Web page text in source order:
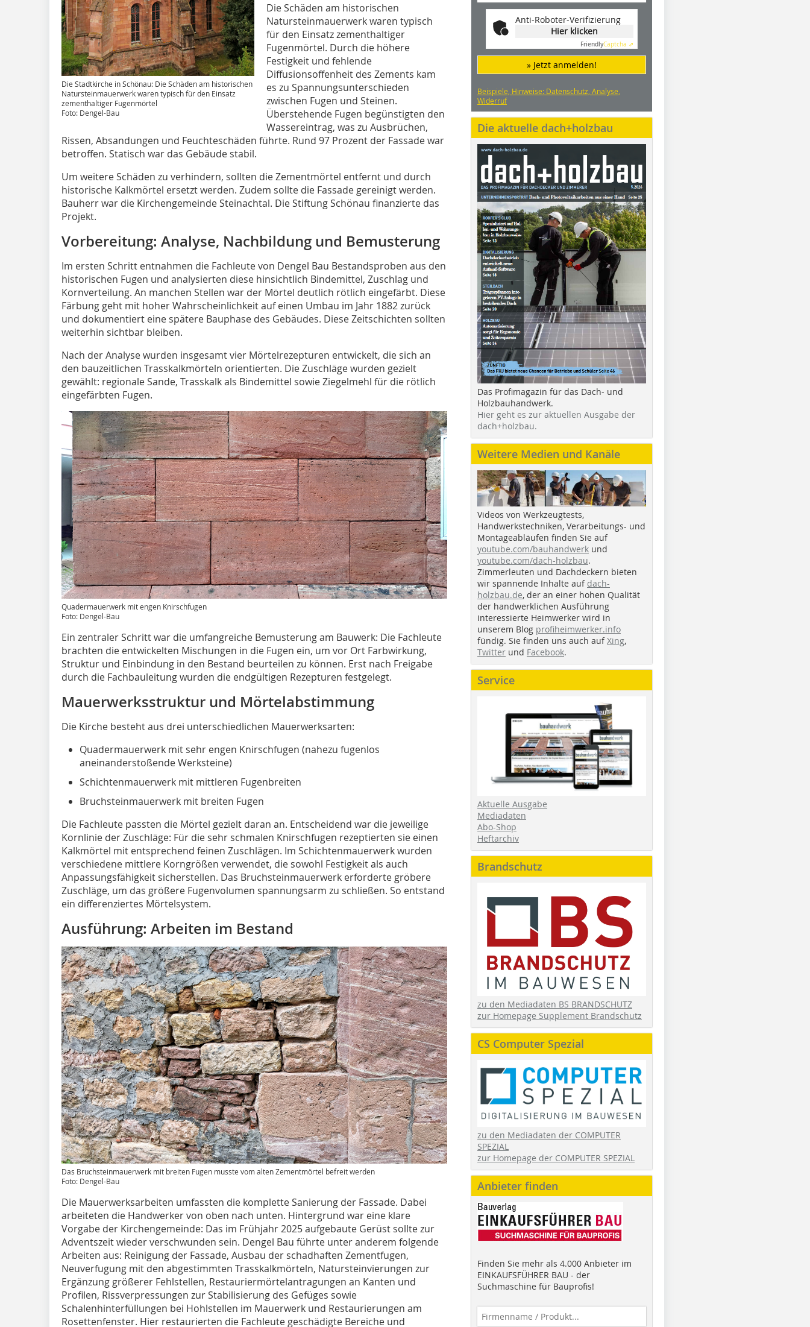
Die Stadtkirche in Schönau: Die Schäden am historischen
Natursteinmauerwerk waren typisch für den Einsatz
zementhaltiger Fugenmörtel
Foto: Dengel-Bau
Die Schäden am historischen
Natursteinmauerwerk waren typisch
für den Einsatz zementhaltiger
Fugenmörtel. Durch die höhere
Festigkeit und fehlende
Diffusionsoffenheit des Zements kam
es zu Spannungsunterschieden
zwischen Fugen und Steinen.
Überstehende Fugen begünstigten den
Wassereintrag, was zu Ausbrüchen,
Rissen, Absandungen und Feuchteschäden führte. Rund 97 Prozent der Fassade war
betroffen. Statisch war das Gebäude stabil.
Um weitere Schäden zu verhindern, sollten die Zementmörtel entfernt und durch
historische Kalkmörtel ersetzt werden. Zudem sollte die Fassade gereinigt werden.
Bauherr war die Kirchengemeinde Steinachtal. Die Stiftung Schönau finanzierte das
Projekt.
Vorbereitung: Analyse, Nachbildung und Bemusterung
Im ersten Schritt entnahmen die Fachleute von Dengel Bau Bestandsproben aus den
historischen Fugen und analysierten diese hinsichtlich Bindemittel, Zuschlag und
Kornverteilung. An manchen Stellen war der Mörtel deutlich rötlich eingefärbt. Diese
Färbung geht mit hoher Wahrscheinlichkeit auf einen Umbau im Jahr 1882 zurück
und dokumentiert eine spätere Bauphase des Gebäudes. Diese Zeitschichten sollten
weiterhin sichtbar bleiben.
Nach der Analyse wurden insgesamt vier Mörtelrezepturen entwickelt, die sich an
den bauzeitlichen Trasskalkmörteln orientierten. Die Zuschläge wurden gezielt
gewählt: regionale Sande, Trasskalk als Bindemittel sowie Ziegelmehl für die rötlich
eingefärbten Fugen.
Quadermauerwerk mit engen Knirschfugen
Foto: Dengel-Bau
Ein zentraler Schritt war die umfangreiche Bemusterung am Bauwerk: Die Fachleute
brachten die entwickelten Mischungen in die Fugen ein, um vor Ort Farbwirkung,
Struktur und Einbindung in den Bestand beurteilen zu können. Erst nach Freigabe
durch die Fachbauleitung wurden die endgültigen Rezepturen festgelegt.
Mauerwerksstruktur und Mörtelabstimmung
Die Kirche besteht aus drei unterschiedlichen Mauerwerksarten:
Quadermauerwerk mit sehr engen Knirschfugen (nahezu fugenlos
aneinanderstoßende Werksteine)
Schichtenmauerwerk mit mittleren Fugenbreiten
Bruchsteinmauerwerk mit breiten Fugen
Die Fachleute passten die Mörtel gezielt daran an. Entscheidend war die jeweilige
Kornlinie der Zuschläge: Für die sehr schmalen Knirschfugen rezeptierten sie einen
Kalkmörtel mit entsprechend feinen Zuschlägen. Im Schichtenmauerwerk wurden
verschiedene mittlere Korngrößen verwendet, die sowohl Festigkeit als auch
Anpassungsfähigkeit sicherstellen. Das Bruchsteinmauerwerk erforderte gröbere
Zuschläge, um das größere Fugenvolumen spannungsarm zu schließen. So entstand
ein differenziertes Mörtelsystem.
Ausführung: Arbeiten im Bestand
Das Bruchsteinmauerwerk mit breiten Fugen musste vom alten Zementmörtel befreit werden
Foto: Dengel-Bau
Die Mauerwerksarbeiten umfassten die komplette Sanierung der Fassade. Dabei
arbeiteten die Handwerker von oben nach unten. Hintergrund war eine klare
Vorgabe der Kirchengemeinde: Das im Frühjahr 2025 aufgebaute Gerüst sollte zur
Adventszeit wieder verschwunden sein. Dengel Bau führte unter anderem folgende
Arbeiten aus: Reinigung der Fassade, Ausbau der schadhaften Zementfugen,
Neuverfugung mit den abgestimmten Trasskalkmörteln, Natursteinvierungen zur
Ergänzung größerer Fehlstellen, Restauriermörtelantragungen an Kanten und
Profilen, Rissverpressungen zur Stabilisierung des Gefüges sowie
Schalenhinterfüllungen bei Hohlstellen im Mauerwerk und Restaurierungen am
Rosettenfenster. Hier restaurierten die Fachleute geschädigte Bereiche und
Anti-Roboter-Verifizierung
Hier klicken
FriendlyCaptcha ⇗
» Jetzt anmelden!
Beispiele, Hinweise: Datenschutz, Analyse,
Widerruf
Die aktuelle dach+holzbau
Das Profimagazin für das Dach- und
Holzbauhandwerk.
Hier geht es zur aktuellen Ausgabe der
dach+holzbau.
Weitere Medien und Kanäle
Videos von Werkzeugtests,
Handwerkstechniken, Verarbeitungs- und
Montageabläufen finden Sie auf
youtube.com/bauhandwerk und
youtube.com/dach-holzbau.
Zimmerleuten und Dachdeckern bieten
wir spannende Inhalte auf dach-
holzbau.de, der an einer hohen Qualität
der handwerklichen Ausführung
interessierte Heimwerker wird in
unserem Blog profiheimwerker.info
fündig. Sie finden uns auch aufXing,
Twitter und Facebook.
Service
Aktuelle Ausgabe
Mediadaten
Abo-Shop
Heftarchiv
Brandschutz
zu den Mediadaten BS BRANDSCHUTZ
zur Homepage Supplement Brandschutz
CS Computer Spezial
zu den Mediadaten der COMPUTER
SPEZIAL
zur Homepage der COMPUTER SPEZIAL
Anbieter finden
Finden Sie mehr als 4.000 Anbieter im
EINKAUFSFÜHRER BAU - der
Suchmaschine für Bauprofis!